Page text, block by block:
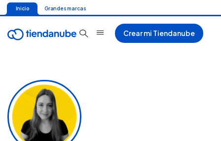
Inicio Grandes marcas
Crear mi Tiendanube